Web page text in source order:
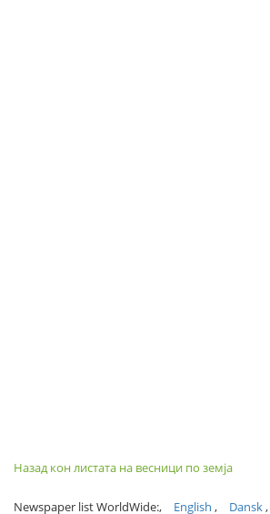
Назад кон листата на весници по земја
Newspaper list WorldWide: English Dansk